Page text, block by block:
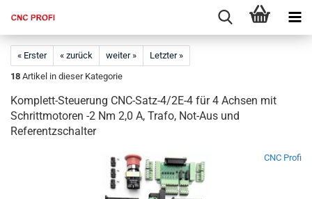
« Erster « zurück weiter »
Letzter »
18 Artikel in dieser Kategorie
Komplett-Steuerung CNC-Satz-4/2E-4 für 4 Achsen mit
Schrittmotoren -2 Nm 2,0 A, Trafo, Not-Aus und
Referentzschalter
CNC Profi